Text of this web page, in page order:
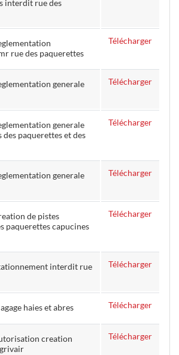
interdit rue des
rue des paquerettes
Télécharger
generale
Télécharger
generale
paquerettes et des
Télécharger
generale
Télécharger
de pistes
paquerettes capucines
Télécharger
interdit rue
Télécharger
haies et abres Télécharger
creation
Télécharger